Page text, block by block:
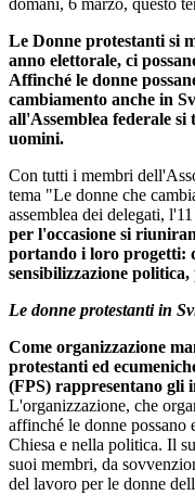
Le Donne protestanti si
anno elettorale, ci
Affinché le donne
cambiamento anche in
all'Assemblea federale
uomini.
Con tutti i membri
tema "Le donne che
assemblea dei delegati,
per l'occasione si
portando i loro progetti:
sensibilizzazione
Le donne protestanti in
Come organizzazione
protestanti ed
(FPS) rappresentano gli
L'organizzazione, che
affinché le donne possano
Chiesa e nella politica. Il
suoi membri, da
del lavoro per le donne